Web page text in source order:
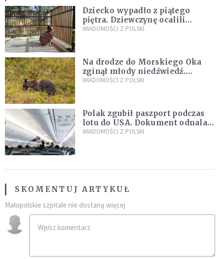
Dziecko wypadło z piątego
piętra. Dziewczynę ocalili
sąsiedzi
WIADOMOŚCI Z POLSKI
Na drodze do Morskiego Oka
zginął młody niedźwiedź.
Sprawę bada Policja i TPN
WIADOMOŚCI Z POLSKI
Polak zgubił paszport podczas
lotu do USA. Dokument odnalazł
się w nietypowym miejscu
WIADOMOŚCI Z POLSKI
SKOMENTUJ ARTYKUŁ
Małopolskie szpitale nie dostaną więcej